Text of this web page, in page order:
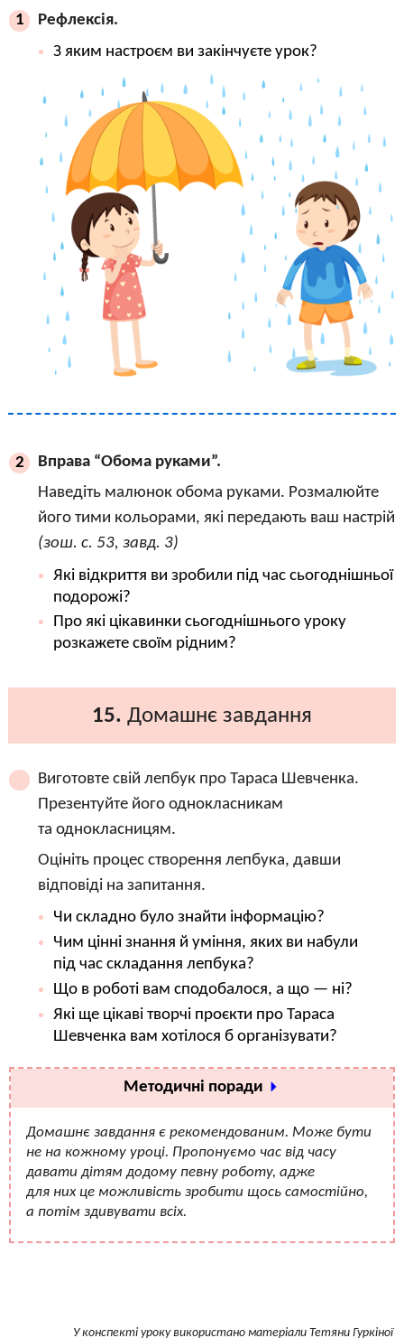
1
Рефлексія.
З яким настроєм ви закінчуєте урок?
2
Вправа “Обома руками”.
Наведіть малюнок обома руками. Розмалюйте
його тими кольорами, які передають ваш настрій
(зош. с. 53, завд. 3)
Які відкриття ви зробили під час сьогоднішньої
подорожі?
Про які цікавинки сьогоднішнього уроку
розкажете своїм рідним?
15. Домашнє завдання
Виготовте свій лепбук про Тараса Шевченка.
Презентуйте його однокласникам
та однокласницям.
Оцініть процес створення лепбука, давши
відповіді на запитання.
Чи складно було знайти інформацію?
Чим цінні знання й уміння, яких ви набули
під час складання лепбука?
Що в роботі вам сподобалося, а що — ні?
Які ще цікаві творчі проєкти про Тараса
Шевченка вам хотілося б організувати?
Методичні поради
Домашнє завдання є рекомендованим. Може бути
не на кожному уроці. Пропонуємо час від часу
давати дітям додому певну роботу, адже
для них це можливість зробити щось самостійно,
а потім здивувати всіх.
У конспекті уроку використано матеріали Тетяни Гуркіної